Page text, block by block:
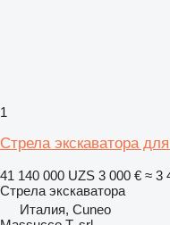
1
Стрела экскаватора
41 140 000 UZS 3 000 € ≈ 3
Стрела экскаватора
Италия, Cuneo